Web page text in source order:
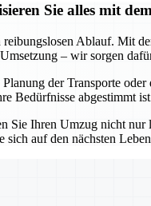
Sie alles mit
Ablauf. Mit
– wir sorgen
der Transporte
Bedürfnisse
Sie Ihren Umzug nicht
auf den nächsten